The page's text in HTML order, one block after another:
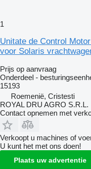
1
Unitate de Control
voor Solaris
Prijs op aanvraag
Onderdeel -
15193
Roemenië, Cristesti
ROYAL DRU AGRO S.R.L.
Contact opnemen met
Verkoopt u machines of
U kunt het met ons doen!
Plaats uw advertentie